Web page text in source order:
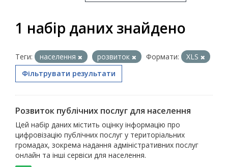
1 набір даних знайдено
Теги: населення розвиток Формати:
XLS
Фільтрувати результати
Розвиток публічних послуг для населення
Цей набір даних містить оцінку інформацію про
цифровізацію публічних послуг у територіальних
громадах, зокрема надання адміністративних послуг
онлайн та інші сервіси для населення.